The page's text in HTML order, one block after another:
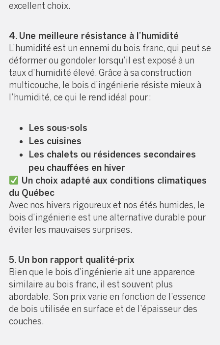
excellent choix.
4. Une meilleure résistance à l’humidité
L’humidité est un ennemi du bois franc, qui peut se
déformer ou gondoler lorsqu’il est exposé à un
taux d’humidité élevé. Grâce à sa construction
multicouche, le bois d’ingénierie résiste mieux à
l’humidité, ce qui le rend idéal pour :
Les sous-sols
Les cuisines
Les chalets ou résidences secondaires
peu chauffées en hiver
Un choix adapté aux conditions climatiques
du Québec
Avec nos hivers rigoureux et nos étés humides, le
bois d’ingénierie est une alternative durable pour
éviter les mauvaises surprises.
5. Un bon rapport qualité-prix
Bien que le bois d’ingénierie ait une apparence
similaire au bois franc, il est souvent plus
abordable. Son prix varie en fonction de l’essence
de bois utilisée en surface et de l’épaisseur des
couches.